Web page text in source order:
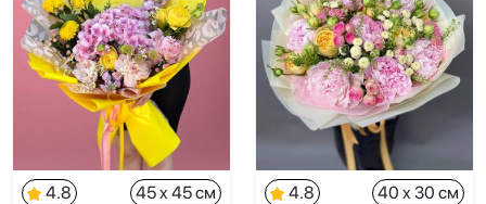
4.8
45 x 45 см
4.8
40 x 30 см